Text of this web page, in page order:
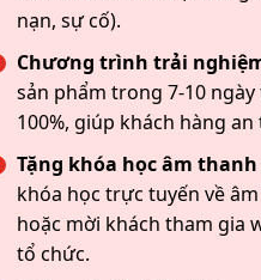
nạn, sự cố).
Chương trình trải
sản phẩm trong 7-10
100%, giúp khách hàng
Tặng khóa học âm
khóa học trực tuyến về
hoặc mời khách tham gia
tổ chức.